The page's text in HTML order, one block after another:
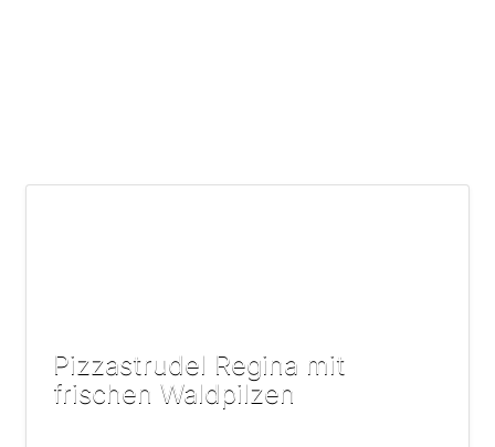
Pizzastrudel Regina mit
frischen Waldpilzen